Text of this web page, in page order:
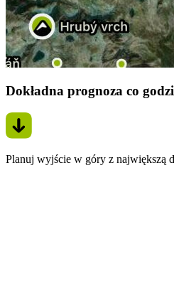
Dokładna prognoza co
Planuj wyjście w góry z największą